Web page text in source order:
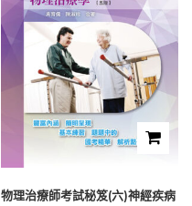
物理治療師考試秘笈(六)神經疾病